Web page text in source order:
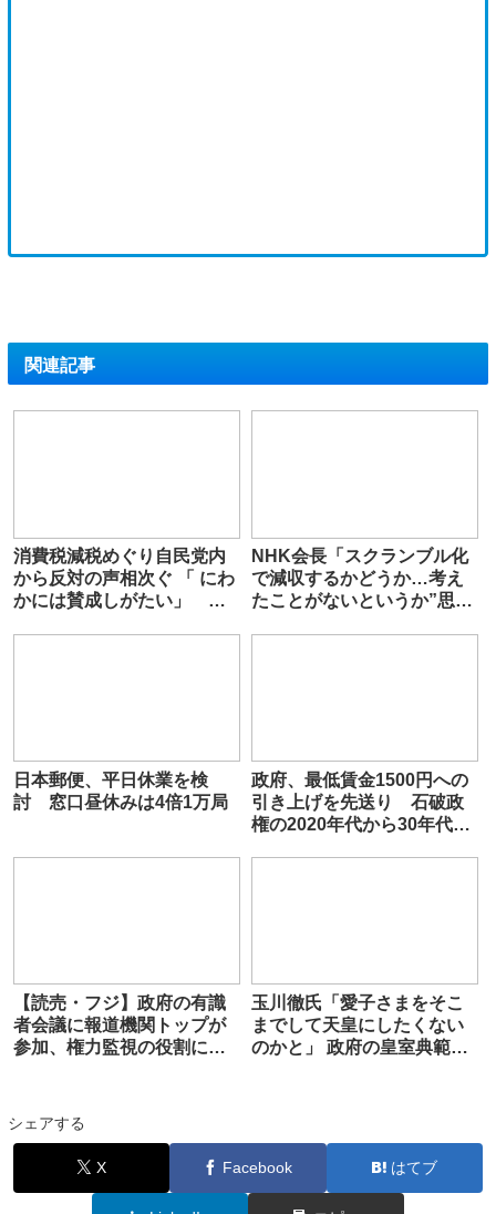
関連記事
消費税減税めぐり自民党内
から反対の声相次ぐ 「 にわ
かには賛成しがたい」 紛
NHK会長「スクランブル化
で減収するかどうか…考え
たことがないというか”思考
日本郵便、平日休業を検
討 窓口昼休みは4倍1万局
政府、最低賃金1500円への
引き上げを先送り 石破政
権の2020年代から30年代前
【読売・フジ】政府の有識
者会議に報道機関トップが
参加、権力監視の役割に影
玉川徹氏「愛子さまをそこ
までして天皇にしたくない
のかと」 政府の皇室典範改
シェアする
X Facebook はてブ